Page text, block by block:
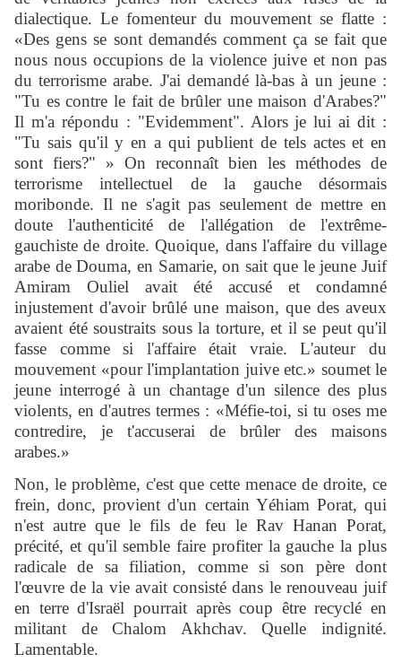
dialectique. Le fomenteur du mouvement se flatte :
«Des gens se sont demandés comment ça se fait que
nous nous occupions de la violence juive et non pas
du terrorisme arabe. J'ai demandé là-bas à un jeune :
"Tu es contre le fait de brûler une maison d'Arabes?"
Il m'a répondu : "Evidemment". Alors je lui ai dit :
"Tu sais qu'il y en a qui publient de tels actes et en
sont fiers?" » On reconnaît bien les méthodes de
terrorisme intellectuel de la gauche désormais
moribonde. Il ne s'agit pas seulement de mettre en
doute l'authenticité de l'allégation de l'extrême-
gauchiste de droite. Quoique, dans l'affaire du village
arabe de Douma, en Samarie, on sait que le jeune Juif
Amiram Ouliel avait été accusé et condamné
injustement d'avoir brûlé une maison, que des aveux
avaient été soustraits sous la torture, et il se peut qu'il
fasse comme si l'affaire était vraie. L'auteur du
mouvement «pour l'implantation juive etc.» soumet le
jeune interrogé à un chantage d'un silence des plus
violents, en d'autres termes : «Méfie-toi, si tu oses me
contredire, je t'accuserai de brûler des maisons
arabes.»
Non, le problème, c'est que cette menace de droite, ce
frein, donc, provient d'un certain Yéhiam Porat, qui
n'est autre que le fils de feu le Rav Hanan Porat,
précité, et qu'il semble faire profiter la gauche la plus
radicale de sa filiation, comme si son père dont
l'œuvre de la vie avait consisté dans le renouveau juif
en terre d'Israël pourrait après coup être recyclé en
militant de Chalom Akhchav. Quelle indignité.
Lamentable.